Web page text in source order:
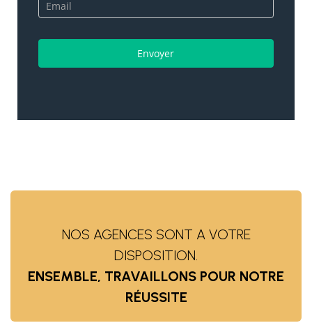
Envoyer
NOS AGENCES SONT A VOTRE
DISPOSITION.
ENSEMBLE, TRAVAILLONS POUR NOTRE
RÉUSSITE